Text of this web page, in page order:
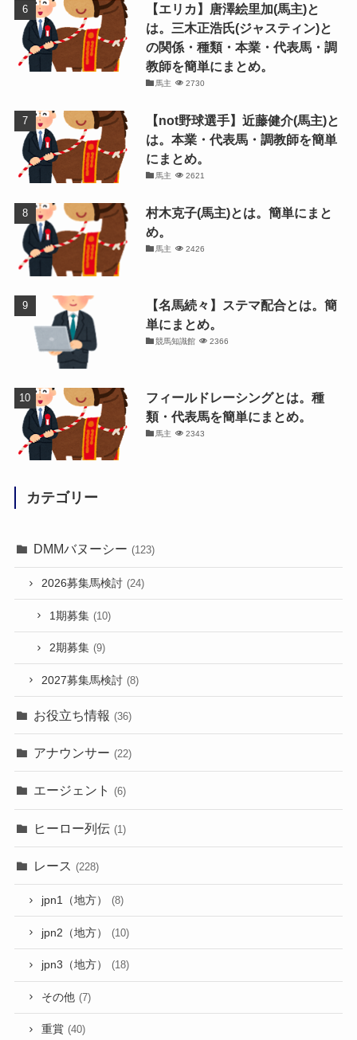
【エリカ】唐澤絵里加(馬主)と
は。三木正浩氏(ジャスティン)と
の関係・種類・本業・代表馬・調
教師を簡単にまとめ。
馬主 2730
【not野球選手】近藤健介(馬主)と
は。本業・代表馬・調教師を簡単
にまとめ。
馬主 2621
村木克子(馬主)とは。簡単にまと
め。
馬主 2426
【名馬続々】ステマ配合とは。簡
単にまとめ。
競馬知識館 2366
フィールドレーシングとは。種
類・代表馬を簡単にまとめ。
馬主 2343
カテゴリー
DMMバヌーシー (123)
2026募集馬検討 (24)
1期募集 (10)
2期募集 (9)
2027募集馬検討 (8)
お役立ち情報 (36)
アナウンサー (22)
エージェント (6)
ヒーロー列伝 (1)
レース (228)
jpn1（地方） (8)
jpn2（地方） (10)
jpn3（地方） (18)
その他 (7)
重賞 (40)